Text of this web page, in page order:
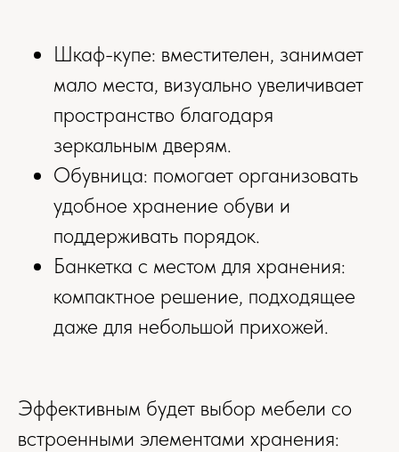
Шкаф-купе: вместителен, занимает
мало места, визуально увеличивает
пространство благодаря
зеркальным дверям.
Обувница: помогает организовать
удобное хранение обуви и
поддерживать порядок.
Банкетка с местом для хранения:
компактное решение, подходящее
даже для небольшой прихожей.
Эффективным будет выбор мебели со
встроенными элементами хранения: